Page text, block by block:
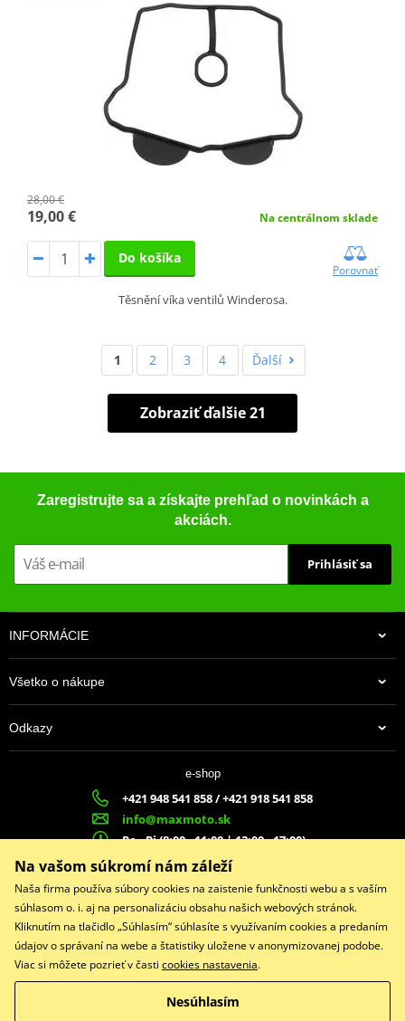
28,00 €
19,00 € Na centrálnom sklade
Do košíka
Porovnať
Těsnění víka ventilů Winderosa.
1 2 3 4 Ďalší
Zobraziť ďalšie 21
Zaregistrujte sa a získajte prehľad o novinkách a
akciách.
Prihlásiť sa
INFORMÁCIE
Všetko o nákupe
Odkazy
e-shop
+421 948 541 858 / +421 918 541 858
info@maxmoto.sk
Po - Pi (8:00 - 11:00 | 12:00 - 17:00)
MAX
MOTO s.r.o.
Slovenských dobrovoľníkov 1439
022 01 Čadca
Facebook
Copyright © 2026 www.maxmotoshop.sk
Na vašom súkromí nám záleží
Naša firma používa súbory cookies na zaistenie funkčnosti webu a s vaším
súhlasom o. i. aj na personalizáciu obsahu našich webových stránok.
Kliknutím na tlačidlo „Súhlasím“ súhlasíte s využívaním cookies a predaním
údajov o správaní na webe a štatistiky uložene v anonymizovanej podobe.
Viac si môžete pozrieť v časti cookies nastavenia.
Nesúhlasím